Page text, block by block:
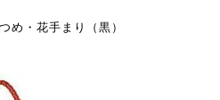
め・花手まり（黒）